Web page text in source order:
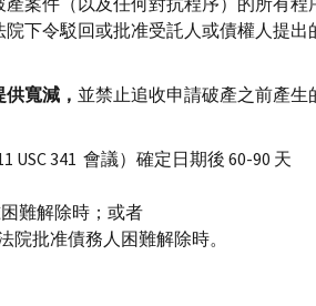
下令駁回或批准受託人或債權人提出
寬減， 並禁止追收申請破產之前產
USC 341 會議）確定日期後 60-90 天
難解除時；或者
院批准債務人困難解除時。